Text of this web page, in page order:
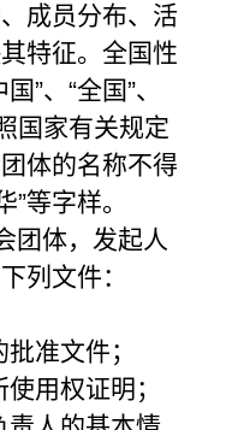
成员分布、活
特征。全国性
”、“全国”、
国家有关规定
体的名称不得
”等字样。
团体，发起人
列文件：
准文件；
用权证明；